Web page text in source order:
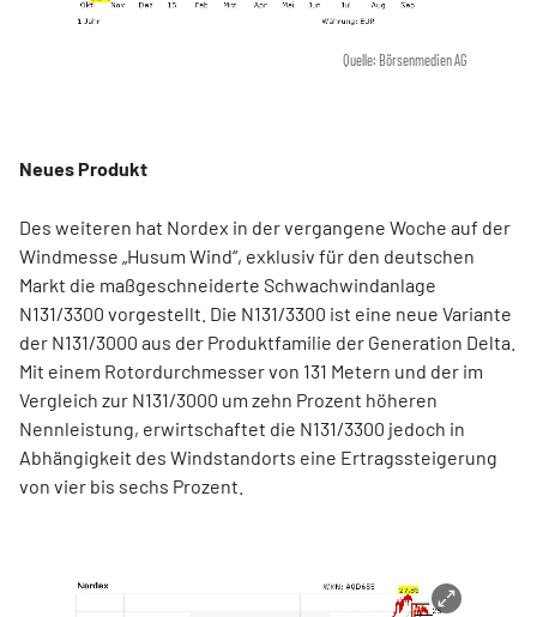
Quelle: Börsenmedien AG
Neues Produkt
Des weiteren hat Nordex in der vergangene Woche auf der
Windmesse „Husum Wind“, exklusiv für den deutschen
Markt die maßgeschneiderte Schwachwindanlage
N131/3300 vorgestellt. Die N131/3300 ist eine neue Variante
der N131/3000 aus der Produktfamilie der Generation Delta.
Mit einem Rotordurchmesser von 131 Metern und der im
Vergleich zur N131/3000 um zehn Prozent höheren
Nennleistung, erwirtschaftet die N131/3300 jedoch in
Abhängigkeit des Windstandorts eine Ertragssteigerung
von vier bis sechs Prozent.